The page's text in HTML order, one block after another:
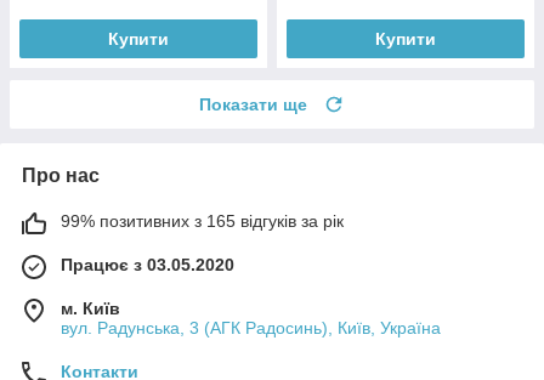
Купити Купити
Показати ще
Про нас
99% позитивних з 165 відгуків за рік
Працює з 03.05.2020
м. Київ
вул. Радунська, 3 (АГК Радосинь), Київ, Україна
Контакти